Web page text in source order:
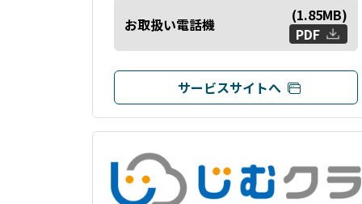
お取扱い電話機 (1.85MB)
PDF
サービスサイトへ